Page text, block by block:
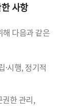
사항
다음과 같은
시행, 정기적
한 관리,